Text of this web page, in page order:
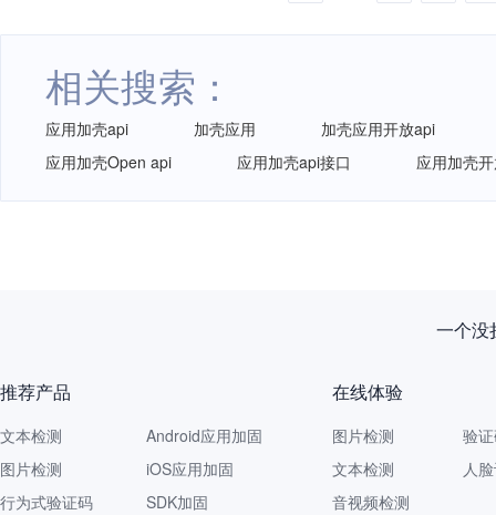
相关搜索：
应用加壳api 加壳应用
加壳应用开放api
应用加壳Open api
应用加壳api接口 应用加壳
一个没
推荐产品
文本检测
图片检测
行为式验证码
Android应用加固
iOS应用加固
SDK加固
在线体验
图片检测
文本检测
音视频检测
验
人